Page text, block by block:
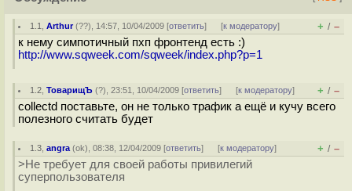
1.1 ,Arthur(??), 14:57, 10/04/2009 [ответить] [к модератору] + / –
к нему симпотичный пхп фронтенд есть :)
http://www.sqweek.com/sqweek/index.php?p=1
1.2 ,ТоварищЪ (?), 23:51, 10/04/2009 [ответить] [к модератору] + / –
collectd поставьте, он не только трафик а ещё и кучу всего
полезного считать будет
1.3 ,angra (ok), 08:38, 12/04/2009 [ответить] [к модератору] + / –
>Не требует для своей работы привилегий
суперпользователя